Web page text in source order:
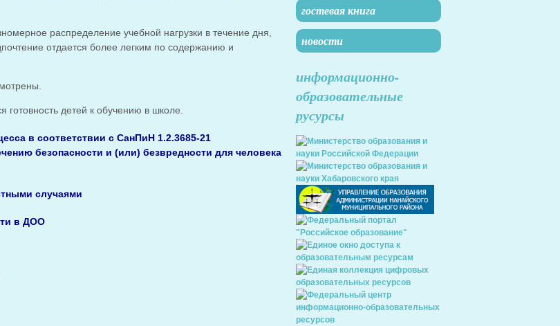
распределение учебной нагрузки в течение дня,
отдается более легким по содержанию и
готовность детей к обучению в школе.
в соответствии с СанПиН 1.2.3685-21
безопасности и (или) безвредности для человека
случаями
в ДОО
гостевая книга
новости
информационно-
образовательные
русурсы